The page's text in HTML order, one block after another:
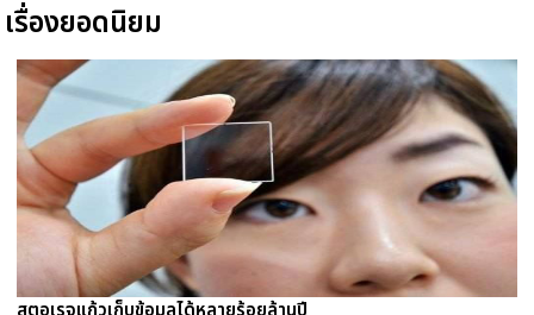
เรื่องยอดนิยม